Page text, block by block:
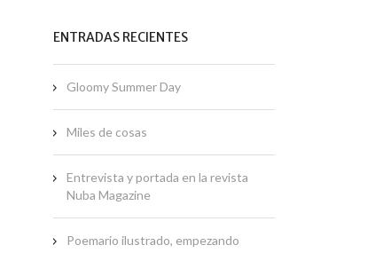
ENTRADAS RECIENTES
Gloomy Summer Day
Miles de cosas
Entrevista y portada en la revista
Nuba Magazine
Poemario ilustrado, empezando